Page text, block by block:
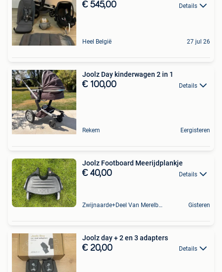
€ 545,00 Details
Heel België 27 jul 26
Joolz Day kinderwagen 2 in 1
€ 100,00 Details
Rekem Eergisteren
Joolz Footboard Meerijdplankje
€ 40,00 Details
Zwijnaarde+Deel Van Merelbeke Gisteren
Joolz day + 2 en 3 adapters
€ 20,00 Details